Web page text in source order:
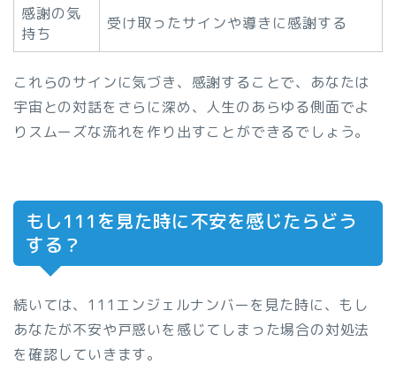
感謝の気
持ち
受け取ったサインや導きに感謝する
これらのサインに気づき、感謝することで、あなたは
宇宙との対話をさらに深め、人生のあらゆる側面でよ
りスムーズな流れを作り出すことができるでしょう。
もし111を見た時に不安を感じたらどう
する？
続いては、111エンジェルナンバーを見た時に、もし
あなたが不安や戸惑いを感じてしまった場合の対処法
を確認していきます。